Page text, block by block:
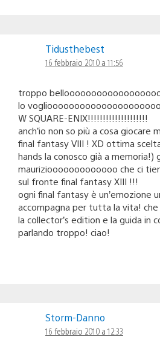
Tidusthebest
16 febbraio 2010 a 11:56
troppo
lo
W SQUARE-ENIX!!!!!!!!!!!!!!!!!!!!
anch’io non so più a cosa giocare
final fantasy VIII ! XD ottima
hands la conosco già a memoria!)
mauriziooooooooooooo che ci
sul fronte final fantasy XIII !!!
ogni final fantasy è un’emozione
accompagna per tutta la vita!
la collector’s edition e la guida in
parlando troppo! ciao!
Storm-Danno
16 febbraio 2010 a 12:33